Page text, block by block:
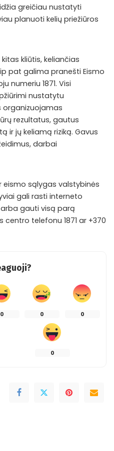
greičiau nustatyti
planuoti kelių priežiūros
kliūtis, keliančias
pat galima pranešti Eismo
numeriu 1871. Visi
nustatytu
organizuojamas
rezultatus, gautus
ir jų keliamą riziką. Gavus
darbai
eismo sąlygas valstybinės
gali rasti interneto
arba gauti visą parą
telefonu 1871 ar +370
0 0 0
0